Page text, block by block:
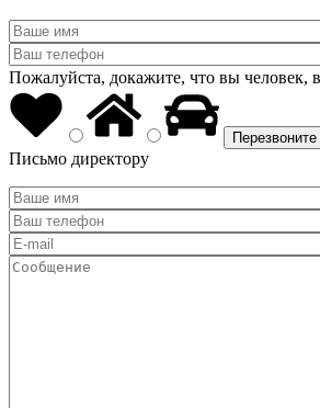
Пожалуйста, докажите, что вы человек,
Письмо директору